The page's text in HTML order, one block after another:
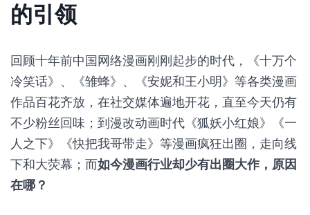
的引领
回顾十年前中国网络漫画刚刚起步的时代，《十万个
冷笑话》、《雏蜂》、《安妮和王小明》等各类漫画
作品百花齐放，在社交媒体遍地开花，直至今天仍有
不少粉丝回味；到漫改动画时代《狐妖小红娘》《一
人之下》《快把我哥带走》等漫画疯狂出圈，走向线
下和大荧幕；而如今漫画行业却少有出圈大作，原因
在哪？